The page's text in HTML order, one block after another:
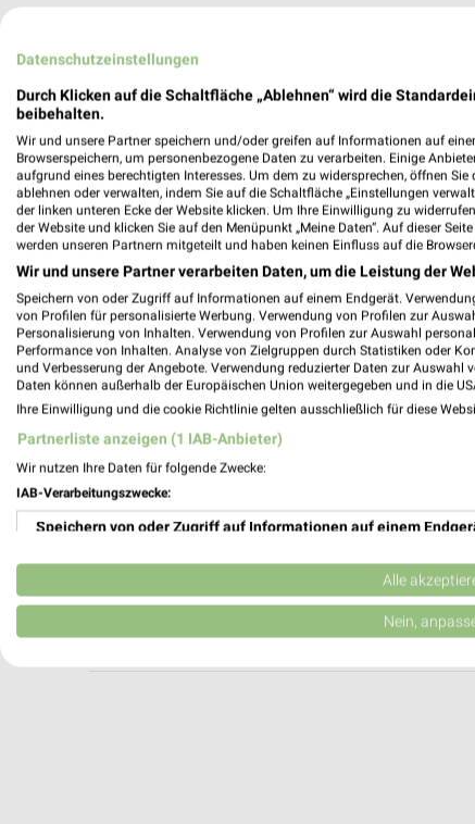
DECATHLON Erfurt
Hermsdorfer Str. 4
99099 Erfurt
Heute 10:00 - 19:00 Uhr |
235,92 km
DECATHLON Jena Wiesencenter
Heute 10:00 - 19:00 Uhr | Geschlossen
Datenschutzeinstellungen
Durch Klicken auf die Schaltfläche „Ablehnen“ wird die
beibehalten.
Wir und unsere Partner speichern und/oder greifen auf Informationen auf
Browserspeichern, um personenbezogene Daten zu verarbeiten. Einige
aufgrund eines berechtigten Interesses. Um dem zu widersprechen, öffnen Sie
ablehnen oder verwalten, indem Sie auf die Schaltfläche „Einstellungen
der linken unteren Ecke der Website klicken. Um Ihre Einwilligung zu
der Website und klicken Sie auf den Menüpunkt „Meine Daten“. Auf dieser
werden unseren Partnern mitgeteilt und haben keinen Einfluss auf die
Wir und unsere Partner verarbeiten Daten, um die Leistung der
Speichern von oder Zugriff auf Informationen auf einem Endgerät.
von Profilen für personalisierte Werbung. Verwendung von Profilen zur
Personalisierung von Inhalten. Verwendung von Profilen zur Auswahl
Performance von Inhalten. Analyse von Zielgruppen durch Statistiken oder
und Verbesserung der Angebote. Verwendung reduzierter Daten zur Auswahl
Daten können außerhalb der Europäischen Union weitergegeben und in die
Ihre Einwilligung und die cookie Richtlinie gelten ausschließlich für diese
Partnerliste anzeigen (1 IAB-Anbieter)
Wir nutzen Ihre Daten für folgende Zwecke:
IAB-Verarbeitungszwecke:
Speichern von oder Zugriff auf Informationen auf einem
Verwendung reduzierter Daten zur Auswahl von Werbeanzeigen
Erstellung von Profilen für personalisierte Werbung
Alle
Nein,